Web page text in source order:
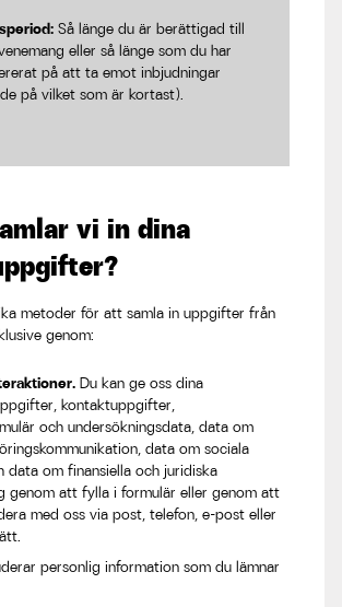
Så länge du är berättigad till
eller så länge som du har
på att ta emot inbjudningar
på vilket som är kortast).
vi in dina
metoder för att samla in uppgifter från
genom:
Du kan ge oss dina
kontaktuppgifter,
och undersökningsdata, data om
data om sociala
data om finansiella och juridiska
genom att fylla i formulär eller genom att
med oss via post, telefon, e-post eller
personlig information som du lämnar